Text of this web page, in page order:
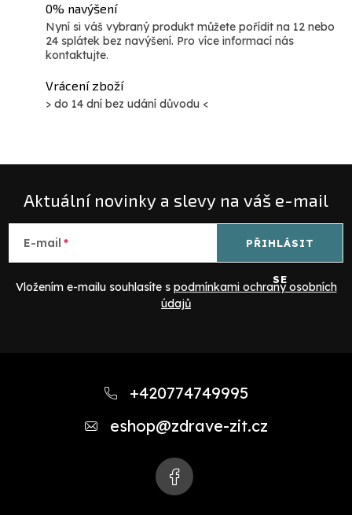
0% navýšení
Nyní si váš vybraný produkt můžete pořídit na 12 nebo
24 splátek bez navýšení. Pro více informací nás
kontaktujte.
Vrácení zboží
> do 14 dní bez udání důvodu <
Aktuální novinky a slevy na váš e-mail
E-mail
Vložením e-mailu souhlasíte s podmínkami ochrany osobních
údajů
PŘIHLÁSIT
SE
+420774749995
eshop@zdrave-zit.cz